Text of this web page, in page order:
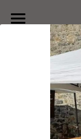
Accueil
Produits
Toutes
collier
Boutique
Contact
Précédent
LES